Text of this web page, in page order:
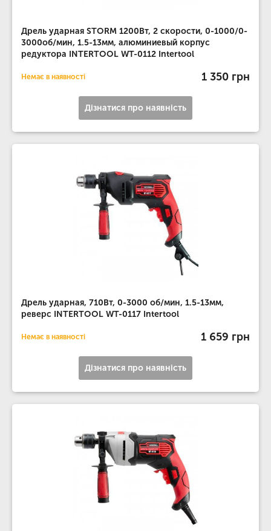
Дрель ударная STORM 1200Вт, 2 скорости, 0-1000/0-
3000об/мин, 1.5-13мм, алюминиевый корпус
редуктора INTERTOOL WT-0112 Intertool
Немає в наявності 1 350 грн
Дізнатися про наявність
Дрель ударная, 710Вт, 0-3000 об/мин, 1.5-13мм,
реверс INTERTOOL WT-0117 Intertool
Немає в наявності 1 659 грн
Дізнатися про наявність